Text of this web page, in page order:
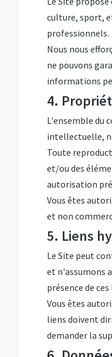
culture, sport,
professionnels.
Nous nous
ne pouvons
informations
4.
L'ensemble du
intellectuelle,
Toute
et/ou des
autorisation
Vous êtes
et non
5. Liens
Le Site peut
et n'assumons
présence de
Vous êtes
liens doivent
demander la